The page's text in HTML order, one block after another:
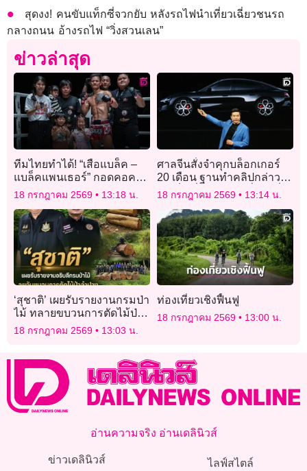
สุดงง! คนขับแท็กซี่จวกยับ หลังรถไฟนำเที่ยวเฉี่ยวชนรถ
กลางถนน อ้างรถไฟ “วิ่งสวนเลน”
ข่าวล่าสุด
ทีมไทยทำได้! “เสือแบล็ค –
แบล็คแพนเธอร์” กอดคอคว้า
ชัย ศึก ONE Fight Night 45
18 กรกฎาคม 2569 13:18 น.
ศาลจีนสั่งจำคุกบล็อกเกอร์
20 เดือน ฐานทำคลิปกล่าว
หาเท็จเกี่ยวกับรถ “เสี่ยวหมี่”
18 กรกฎาคม 2569 13:14 น.
‘สุชาติ’ เผยรับรายงานกรมป่า
ไม้ ทลายขบวนการตัดไม้ป่า
ลำปาง ยึดของกลางมูลค่า
กว่า 2 แสน ย้ำเดินหน้า
18 กรกฎาคม 2569 13:03 น.
ท่องเที่ยวเชิงฟื้นฟู
18 กรกฎาคม 2569 13:00 น.
อ่านความจริง อ่านเดลินิวส์
ข่าวเดลินิวส์ ไลฟ์สไตล์